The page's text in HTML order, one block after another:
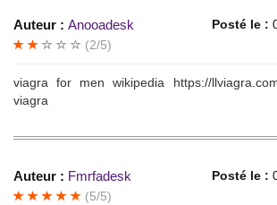
Auteur : Anooadesk Posté le :
(2/5)
viagra for men wikipedia https://
viagra
Auteur : Fmrfadesk Posté le :
(5/5)